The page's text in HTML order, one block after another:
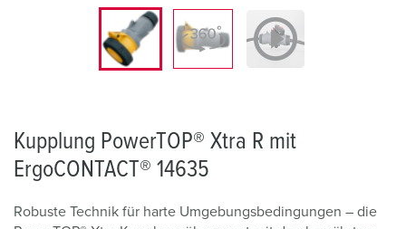
Kupplung PowerTOP® Xtra R mit
ErgoCONTACT® 14635
Robuste Technik für harte Umgebungsbedingungen – die